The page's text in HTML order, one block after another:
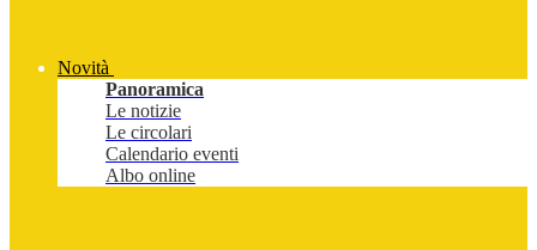
Novità
Panoramica
Le notizie
Le circolari
Calendario eventi
Albo online